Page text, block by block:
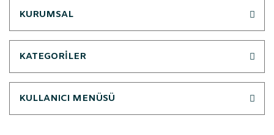
KURUMSAL
KATEGORİLER
KULLANICI MENÜSÜ